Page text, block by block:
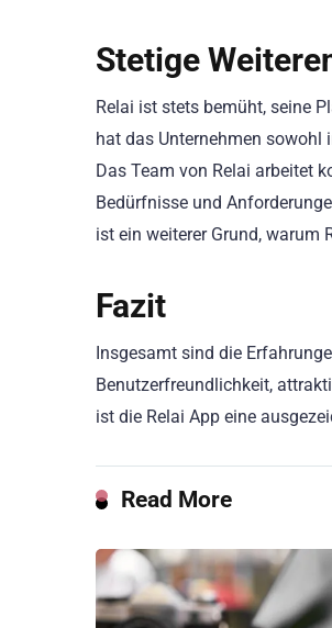
Stetige
Relai ist stets bemüht, seine
hat das Unternehmen
Das Team von Relai arbeitet
Bedürfnisse und
ist ein weiterer Grund, warum
Fazit
Insgesamt sind die
Benutzerfreundlichkeit,
ist die Relai App eine
Read More